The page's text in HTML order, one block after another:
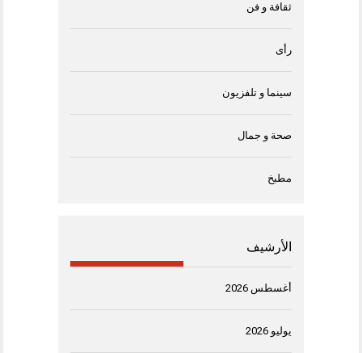
ثقافة و فن
رأى
سينما و تلفزيون
صحة و جمال
مطبخ
الأرشيف
أغسطس 2026
يوليو 2026